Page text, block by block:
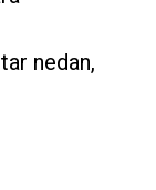
nedan,